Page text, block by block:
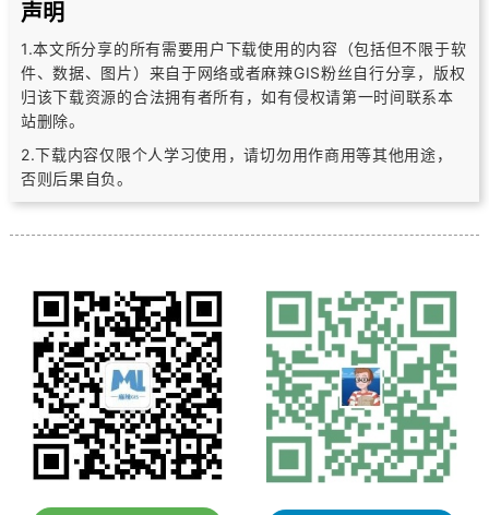
声明
1.本文所分享的所有需要用户下载使用的内容（包括但不限于软
件、数据、图片） 来自于网络或者麻辣GIS粉丝自行分享，版权
归该下载资源的合法拥有者所有，如有侵权请第一时间联系本
站删除。
2.下载内容仅限个人学习使用，请切勿用作商用等其他用途，
否则后果自负。